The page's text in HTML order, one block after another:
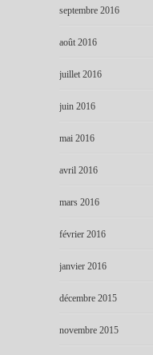
septembre 2016
août 2016
juillet 2016
juin 2016
mai 2016
avril 2016
mars 2016
février 2016
janvier 2016
décembre 2015
novembre 2015